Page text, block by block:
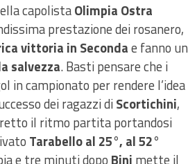
capolistaOlimpia Ostra
prestazione dei rosanero,
vittoria in Secondae fanno un
salvezza. Basti pensare che i
in campionato per rendere l’idea
dei ragazzi diScortichini,
il ritmo partita portandosi
Tarabello al 25°, al 52°
e tre minuti dopo Bini mette il